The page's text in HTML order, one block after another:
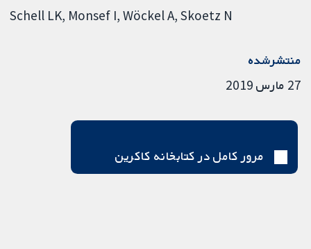
Schell LK Monsef I Wöckel A Skoetz N
منتشرشده
27 مارس 2019
مرور کامل در کتابخانه کاکرین